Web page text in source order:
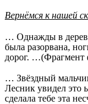
Вернёмся к нашей
… Однажды в
была разорвана,
дорог. …(Фрагмент
… Звёздный
Лесник увидел это
сделала тебе эта